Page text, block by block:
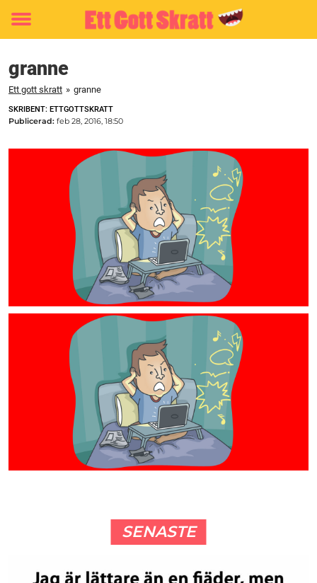
Toggle
granne
Ett gott skratt » granne
SKRIBENT: ETTGOTTSKRATT
Publicerad: feb 28, 2016, 18:50
SENASTE